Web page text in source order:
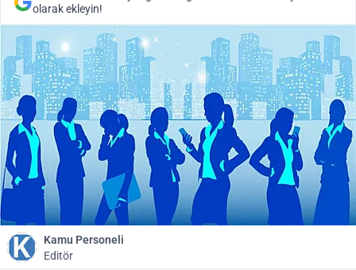
olarak ekleyin!
Kamu Personeli
Editör